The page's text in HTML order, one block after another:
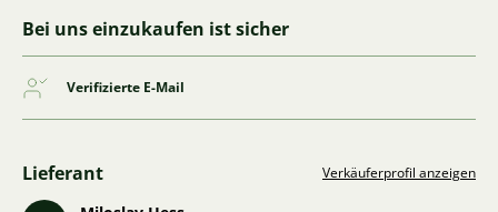
Bei uns einzukaufen ist sicher
Verifizierte E-Mail
Lieferant Verkäuferprofil anzeigen